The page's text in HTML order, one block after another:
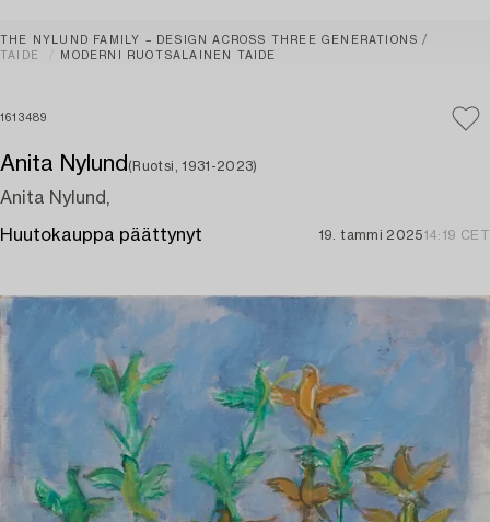
THE NYLUND FAMILY – DESIGN ACROSS THREE GENERATIONS
TAIDE
MODERNI RUOTSALAINEN TAIDE
1613489
Anita Nylund (Ruotsi, 1931-2023)
Anita Nylund,
Huutokauppa päättynyt 19. tammi 202514:19 CET